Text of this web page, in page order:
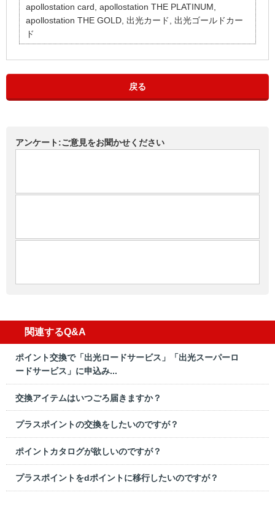
apollostation card, apollostation THE PLATINUM,
apollostation THE GOLD, 出光カード, 出光ゴールドカー
ド
戻る
アンケート:ご意見をお聞かせください
関連するQ&A
ポイント交換で「出光ロードサービス」「出光スーパーロ
ードサービス」に申込み...
交換アイテムはいつごろ届きますか？
プラスポイントの交換をしたいのですが？
ポイントカタログが欲しいのですが？
プラスポイントをdポイントに移行したいのですが？